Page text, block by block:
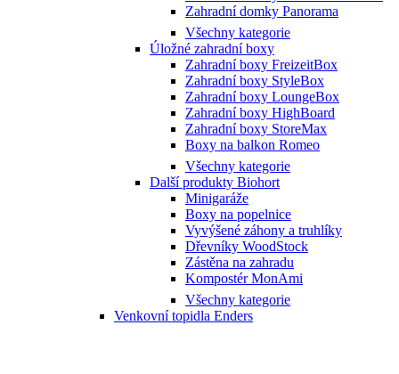
Zahradní domky Panorama
Všechny kategorie
Úložné zahradní boxy
Zahradní boxy FreizeitBox
Zahradní boxy StyleBox
Zahradní boxy LoungeBox
Zahradní boxy HighBoard
Zahradní boxy StoreMax
Boxy na balkon Romeo
Všechny kategorie
Další produkty Biohort
Minigaráže
Boxy na popelnice
Vyvýšené záhony a truhlíky
Dřevníky WoodStock
Zástěna na zahradu
Kompostér MonAmi
Všechny kategorie
Venkovní topidla Enders